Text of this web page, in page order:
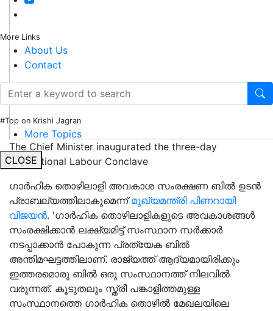
More Links
About Us
Contact
#Top on Krishi Jagran
More Topics
CLOSE
The Chief Minister inaugurated the three-day
International Labour Conclave
ഗാർഹിക തൊഴിലാളി അവകാശ സംരക്ഷണ ബിൽ ഉടൻ
പ്രാബല്യത്തിലാകുമെന്ന്മുഖ്യമന്ത്രി പിണറായി
വിജയൻ. 'ഗാർഹിക തൊഴിലാളികളുടെ അവകാശങ്ങൾ
സംരക്ഷിക്കാൻ ലക്ഷ്യമിട്ട് സംസ്ഥാന സർക്കാർ
നടപ്പാക്കാൻ പോകുന്ന പ്രത്യേക ബിൽ
അന്തിമഘട്ടത്തിലാണ്. രാജ്യത്ത് ആദ്യമായിരിക്കും
ഇത്തരമൊരു ബിൽ ഒരു സംസ്ഥാനത്ത് നിലവിൽ
വരുന്നത്. കൂടുതലും സ്ത്രീ പങ്കാളിത്തമുള്ള
സംസ്ഥാനത്തെ ഗാർഹിക തൊഴിൽ മേഖലയിലെ